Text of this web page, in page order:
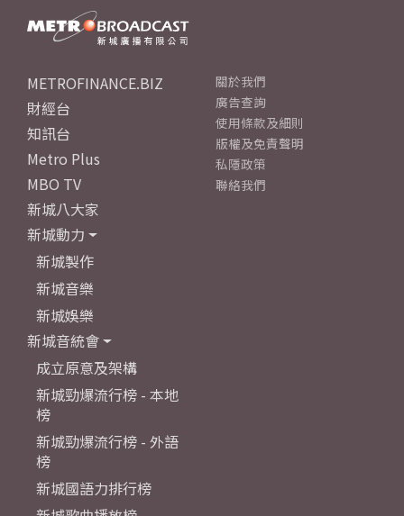
METROFINANCE.BIZ
財經台
知訊台
Metro Plus
MBO TV
新城八大家
新城動力
新城製作
新城音樂
新城娛樂
新城音統會
成立原意及架構
新城勁爆流行榜 - 本地
榜
新城勁爆流行榜 - 外語
榜
新城國語力排行榜
關於我們
廣告查詢
使用條款及細則
版權及免責聲明
私隱政策
聯絡我們